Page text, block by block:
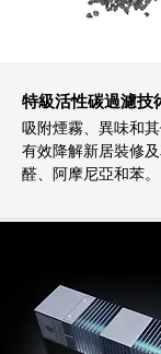
特級活性碳過濾技
吸附煙霧、異味和
有效降解新居裝修
醛、阿摩尼亞和苯。